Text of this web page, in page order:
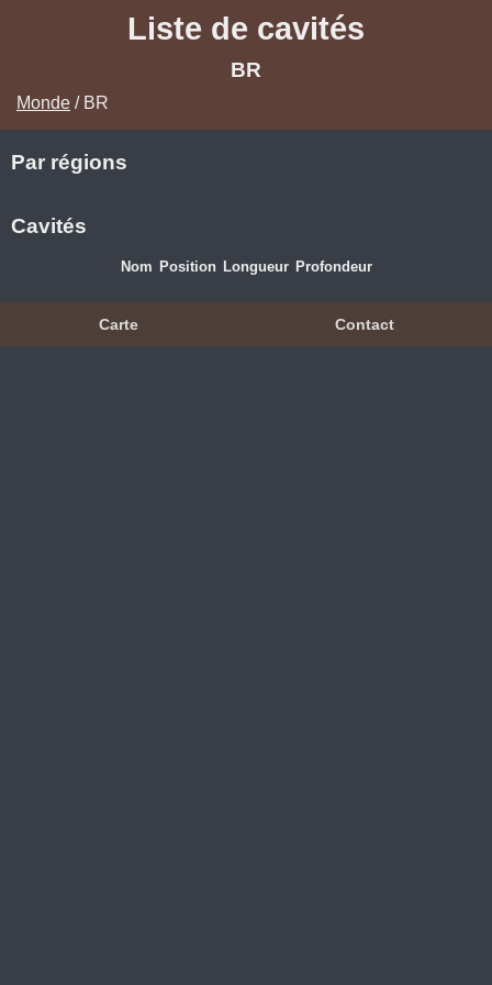
Liste de cavités
BR
Monde / BR
Par régions
Cavités
Nom Position Longueur Profondeur
Carte Contact